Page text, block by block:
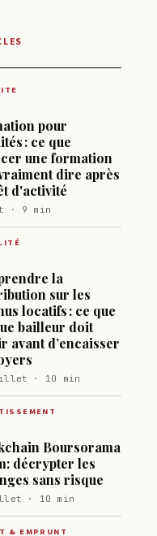
pour
: ce que
une formation
dire après
d'activité
· 9 min
la
sur les
locatifs : ce que
bailleur doit
avant d’encaisser
· 10 min
Boursorama
décrypter les
sans risque
· 10 min
& EMPRUNT